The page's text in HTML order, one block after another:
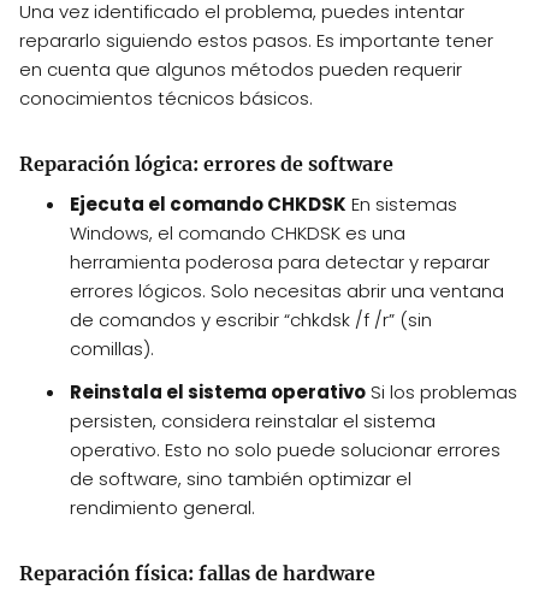
Una vez identificado el problema, puedes intentar
repararlo siguiendo estos pasos. Es importante tener
en cuenta que algunos métodos pueden requerir
conocimientos técnicos básicos.
Reparación lógica: errores de software
Ejecuta el comando CHKDSK En sistemas
Windows, el comando CHKDSK es una
herramienta poderosa para detectar y reparar
errores lógicos. Solo necesitas abrir una ventana
de comandos y escribir “chkdsk /f /r” (sin
comillas).
Reinstala el sistema operativo Si los problemas
persisten, considera reinstalar el sistema
operativo. Esto no solo puede solucionar errores
de software, sino también optimizar el
rendimiento general.
Reparación física: fallas de hardware